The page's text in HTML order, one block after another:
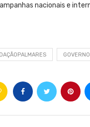
nacionais e
GOVERNO